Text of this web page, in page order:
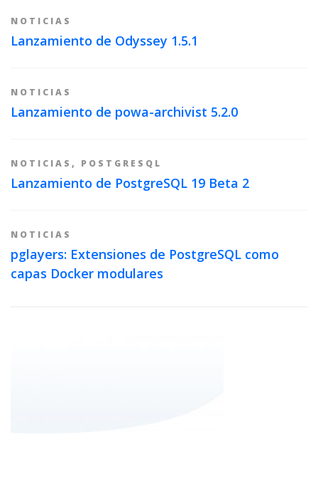
NOTICIAS
Lanzamiento de Odyssey 1.5.1
NOTICIAS
Lanzamiento de powa-archivist 5.2.0
NOTICIAS , POSTGRESQL
Lanzamiento de PostgreSQL 19 Beta 2
NOTICIAS
pglayers: Extensiones de PostgreSQL como
capas Docker modulares